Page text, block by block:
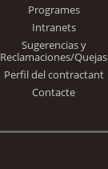
Programes
Intranets
Sugerencias y
Reclamaciones/Quejas
Perfil del contractant
Contacte